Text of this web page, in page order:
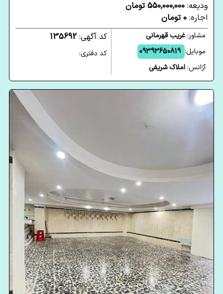
ودیعه: 550,000,000 تومان
اجاره: 0 تومان
مشاور:غریب قهرمانی
موبایل: 09393650819
آژانس:املاک شریفی
کد آگهی: 135692
کد دفتری: